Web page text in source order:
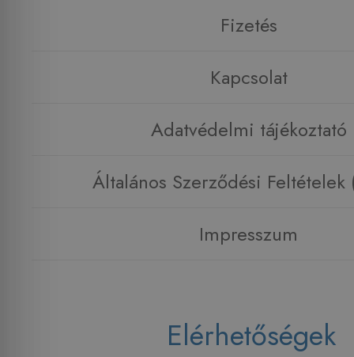
Fizetés
Kapcsolat
Adatvédelmi tájékoztató
Általános Szerződési Feltételek
Impresszum
Elérhetőségek